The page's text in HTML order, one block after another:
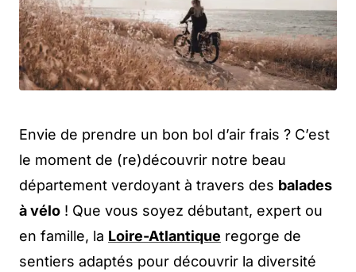
Envie de prendre un bon bol d’air frais ? C’est
le moment de (re)découvrir notre beau
département verdoyant à travers des balades
à vélo ! Que vous soyez débutant, expert ou
en famille, la Loire-Atlantique regorge de
sentiers adaptés pour découvrir la diversité